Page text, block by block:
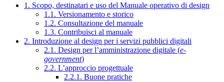
1. Scopo, destinatari e uso del Manuale operativo di design
1.1. Versionamento e storico
1.2. Consultazione del manuale
1.3. Contribuisci al manuale
2. Introduzione al design per i servizi pubblici digitali
2.1. Design per l’amministrazione digitale (e-
government)
2.2. L’approccio progettuale
2.2.1. Buone pratiche